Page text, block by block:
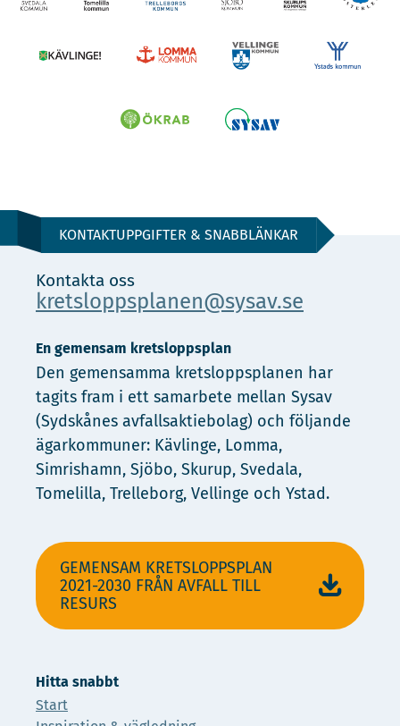
KONTAKTUPPGIFTER & SNABBLÄNKAR
Kontakta oss
kretsloppsplanen@sysav.se
En gemensam kretsloppsplan
Den gemensamma kretsloppsplanen har
tagits fram i ett samarbete mellan Sysav
(Sydskånes avfallsaktiebolag) och följande
ägarkommuner: Kävlinge, Lomma,
Simrishamn, Sjöbo, Skurup, Svedala,
Tomelilla, Trelleborg, Vellinge och Ystad.
GEMENSAM KRETSLOPPSPLAN
2021-2030 FRÅN AVFALL TILL
RESURS
Hitta snabbt
Start